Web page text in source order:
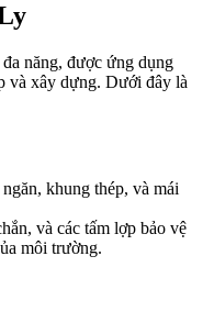
năng, được ứng dụng
và xây dựng. Dưới đây là
khung thép, và mái
và các tấm lợp bảo vệ
môi trường.